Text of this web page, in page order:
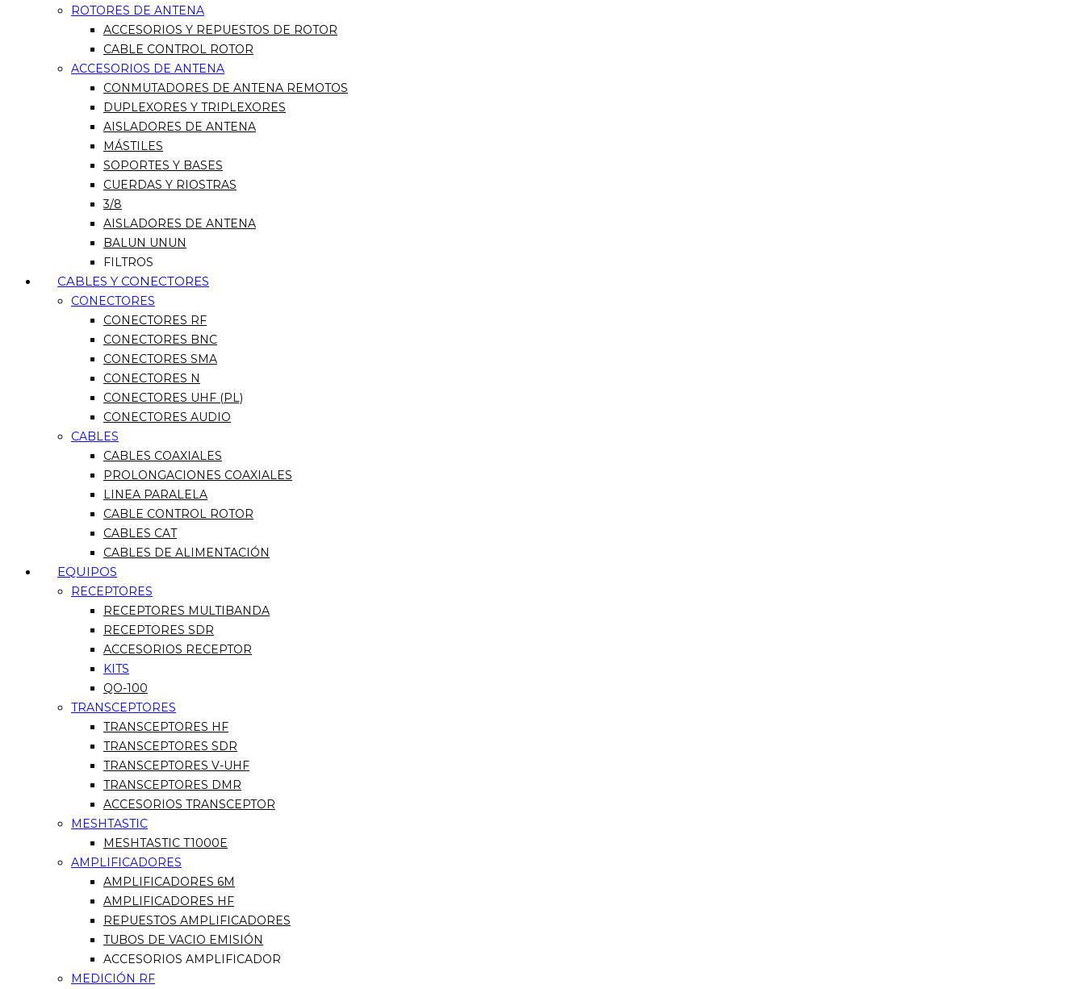
ROTORES DE ANTENA
ACCESORIOS Y REPUESTOS DE ROTOR
CABLE CONTROL ROTOR
ACCESORIOS DE ANTENA
CONMUTADORES DE ANTENA REMOTOS
DUPLEXORES Y TRIPLEXORES
AISLADORES DE ANTENA
MÁSTILES
SOPORTES Y BASES
CUERDAS Y RIOSTRAS
3/8
AISLADORES DE ANTENA
BALUN UNUN
FILTROS
CABLES Y CONECTORES
CONECTORES
CONECTORES RF
CONECTORES BNC
CONECTORES SMA
CONECTORES N
CONECTORES UHF (PL)
CONECTORES AUDIO
CABLES
CABLES COAXIALES
PROLONGACIONES COAXIALES
LINEA PARALELA
CABLE CONTROL ROTOR
CABLES CAT
CABLES DE ALIMENTACIÓN
EQUIPOS
RECEPTORES
RECEPTORES MULTIBANDA
RECEPTORES SDR
ACCESORIOS RECEPTOR
KITS
QO-100
TRANSCEPTORES
TRANSCEPTORES HF
TRANSCEPTORES SDR
TRANSCEPTORES V-UHF
TRANSCEPTORES DMR
ACCESORIOS TRANSCEPTOR
MESHTASTIC
MESHTASTIC T1000E
AMPLIFICADORES
AMPLIFICADORES 6M
AMPLIFICADORES HF
REPUESTOS AMPLIFICADORES
TUBOS DE VACIO EMISIÓN
ACCESORIOS AMPLIFICADOR
MEDICIÓN RF